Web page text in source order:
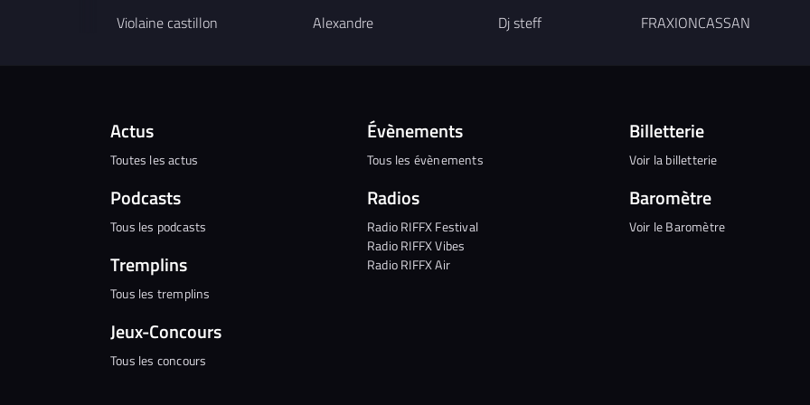
Violaine castillon Alexandre Dj steff FRAXIONCASSAN
Actus
Toutes les actus
Podcasts
Tous les podcasts
Tremplins
Tous les tremplins
Jeux-Concours
Tous les concours
Évènements
Tous les évènements
Radios
Radio RIFFX Festival
Radio RIFFX Vibes
Radio RIFFX Air
Billetterie
Voir la billetterie
Baromètre
Voir le Baromètre